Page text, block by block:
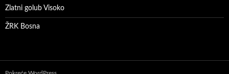
Zlatni golub Visoko
ŽRK Bosna